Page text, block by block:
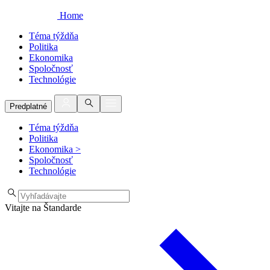
Home
Téma týždňa
Politika
Ekonomika
Spoločnosť
Technológie
Predplatné
Téma týždňa
Politika
Ekonomika >
Spoločnosť
Technológie
Vitajte na Štandarde